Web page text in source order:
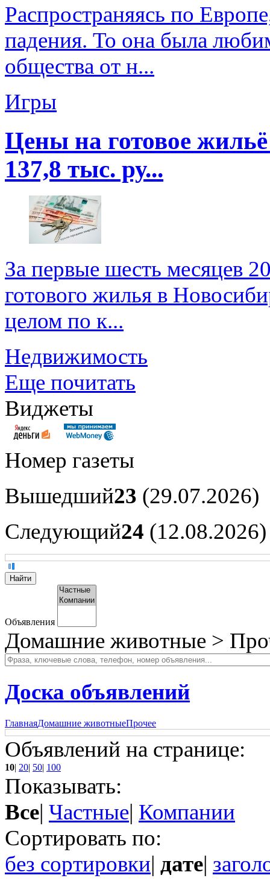
Распространяясь по
падения. То она была
общества от н...
Игры
Цены на готовое
137,8 тыс. ру...
За первые шесть месяцев
готового жилья в
целом по к...
Недвижимость
Еще почитать
Виджеты
Номер газеты
Вышедший23 (29.07.2026)
Следующий24 (12.08.2026)
Объявления
Домашние животные >
Доска объявлений
ГлавнаяДомашние животныеПрочее
Объявлений на странице:
10| 20| 50| 100
Показывать:
Все| Частные| Компании
Сортировать по:
без сортировки| дате|